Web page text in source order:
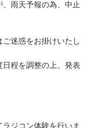
雨天予報の為、中止
迷惑をお掛けいたし
程を調整の上、発表
ジコン体験を行いま